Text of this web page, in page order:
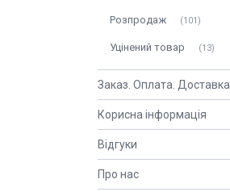
Розпродаж 101
Уцінений товар 13
Заказ. Оплата. Доставка
Корисна інформація
Відгуки
Про нас